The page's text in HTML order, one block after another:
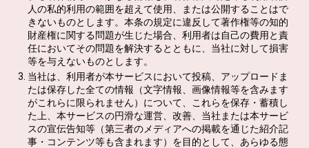
人の私的利用の範囲を超えて使用、または公開することはで
きないものとします。本条の規定に違反して著作権等の知的
財産権に関する問題が生じた場合、利用者は自己の費用と責
任においてその問題を解決するとともに、当社に対して損害
等を与えないものとします。
当社は、利用者が本サービスにおいて投稿、アップロードま
たは保存した全ての情報（文字情報、画像情報等を含みます
がこれらに限られません）について、これらを保存・蓄積し
た上、本サービスの円滑な運営、改善、当社または本サービ
スの宣伝告知等（第三者のメディアへの掲載を通じた紹介記
事・コンテンツ等も含まれます）を目的として、あらゆる態